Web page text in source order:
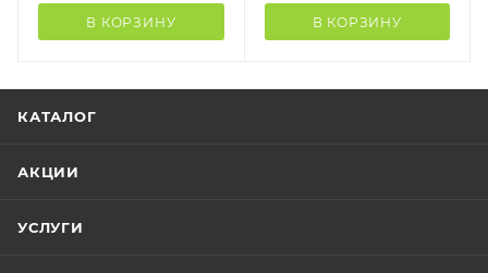
В КОРЗИНУ В КОРЗИНУ
КАТАЛОГ
АКЦИИ
УСЛУГИ